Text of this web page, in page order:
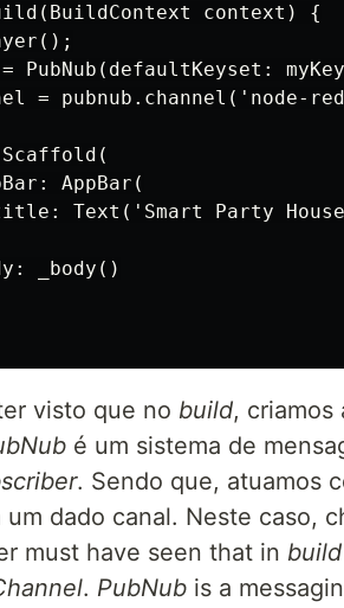
context) {
PubNub(defaultKeyset:
= pubnub.channel('node-
AppBar(
Text('Smart Party
_body()
visto que no build, criamos
é um sistema de
. Sendo que, atuamos
dado canal. Neste caso,
must have seen that in build
. PubNub is a